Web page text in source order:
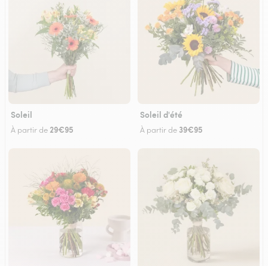
Soleil
À partir de 29€95
Soleil d'été
À partir de 39€95